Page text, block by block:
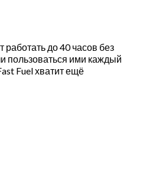
до 40 часов без
пользоваться ими каждый
Fuel хватит ещё